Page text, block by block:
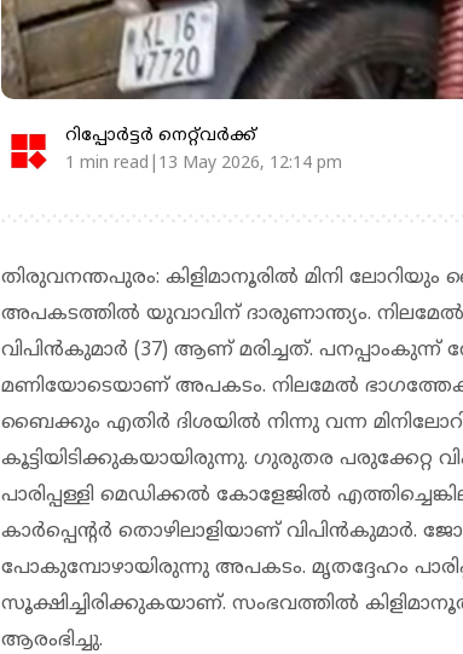
റിപ്പോർട്ടർ നെറ്റ്‌വര്‍ക്ക്‌
1 min read|13 May 2026, 12:14 pm
തിരുവനന്തപുരം: കിളിമാനൂരിൽ മിനി ലോറിയും
അപകടത്തിൽ യുവാവിന് ദാരുണാന്ത്യം.
വിപിൻകുമാർ (37) ആണ് മരിച്ചത്. പനപ്പാംകുന്ന്
മണിയോടെയാണ് അപകടം. നിലമേൽ
ബൈക്കും എതിർ ദിശയിൽ നിന്നു വന്ന
കൂട്ടിയിടിക്കുകയായിരുന്നു. ഗുരുതര പരുക്കേറ്റ
പാരിപ്പള്ളി മെഡിക്കൽ കോളേജിൽ
കാർപ്പെൻ്റർ തൊഴിലാളിയാണ് വിപിൻകുമാർ.
പോകുമ്പോഴായിരുന്നു അപകടം. മൃതദ്ദേഹം
സൂക്ഷിച്ചിരിക്കുകയാണ്. സംഭവത്തിൽ
ആരംഭിച്ചു.